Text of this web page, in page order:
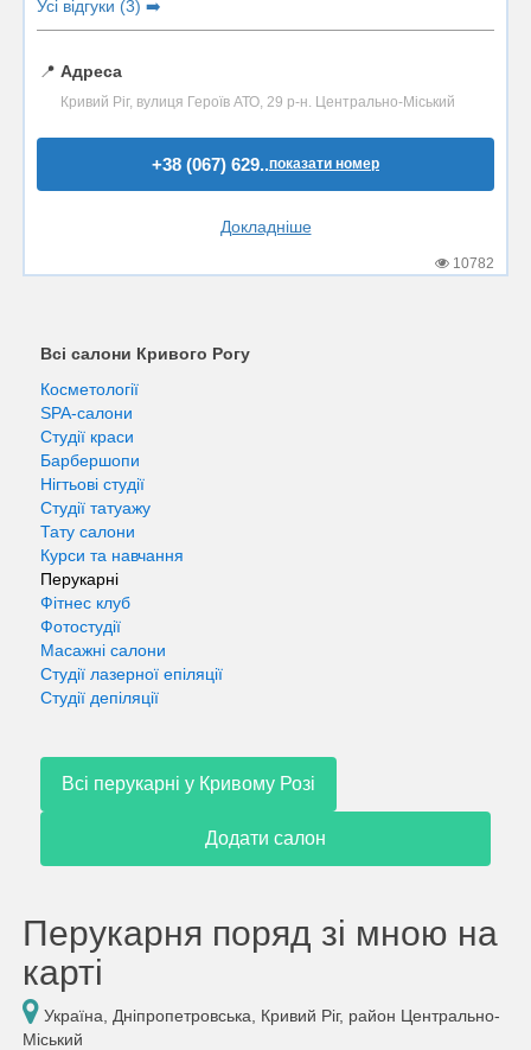
Усі відгуки (3) ➡️
📍 Адреса
Кривий Ріг, вулиця Героїв АТО, 29 р-н. Центрально-Міський
+38 (067) 629..показати номер
Докладніше
10782
Всі салони Кривого Рогу
Косметології
SPA-салони
Студії краси
Барбершопи
Нігтьові студії
Студії татуажу
Тату салони
Курси та навчання
Перукарні
Фітнес клуб
Фотостудії
Масажні салони
Студії лазерної епіляції
Студії депіляції
Всі перукарні у Кривому Розі
Додати салон
Перукарня поряд зі мною на
карті
Україна, Дніпропетровська, Кривий Ріг, район Центрально-
Міський